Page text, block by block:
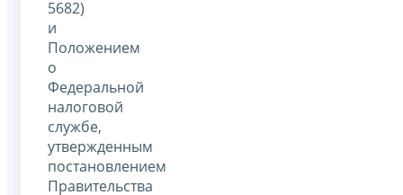
5682)
и
Положением
о
Федеральной
налоговой
службе,
утвержденным
постановлением
Правительства